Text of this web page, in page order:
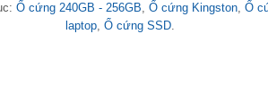
Ổ cứng 240GB - 256GB,Ổ cứng Kingston,Ổ
laptop,Ổ cứng SSD.